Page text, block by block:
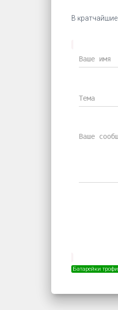
В
Батарейки трофи